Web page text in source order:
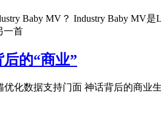
Baby MV？ Industry Baby
一首
的“商业”
优化数据支持门面 神话背后的商业